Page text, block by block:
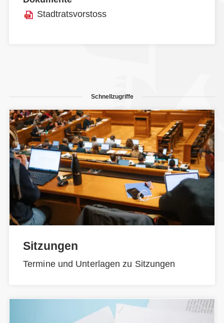
Stadtratsvorstoss
Schnellzugriffe
Sitzungen
Termine und Unterlagen zu Sitzungen